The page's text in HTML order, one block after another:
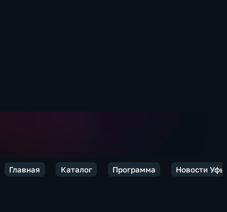
Главная Каталог Программа Новости